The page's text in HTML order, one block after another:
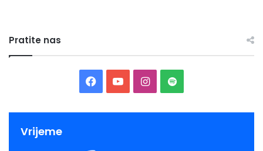
Pratite nas
Facebook
YouTubeInstagram
Spotify
Vrijeme